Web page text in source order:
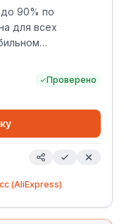
90% по
для всех
Проверено
(AliExpress)